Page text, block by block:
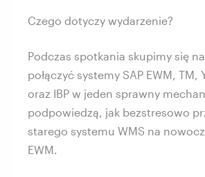
Czego dotyczy wydarzenie?
Podczas spotkania skupimy się
połączyć systemy SAP EWM, TM,
oraz IBP w jeden sprawny
podpowiedzą, jak bezstresowo
starego systemu WMS na
EWM.